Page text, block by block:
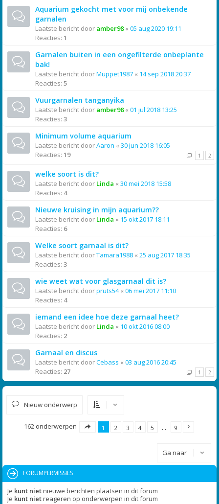
Aquarium gekocht met voor mij onbekende
garnalen
Laatste bericht door amber98« 05 aug 2020 19:11
Reacties: 1
Garnalen buiten in een ongefilterde onbeplante
bak!
Laatste bericht doorMuppet1987 « 14 sep 2018 20:37
Reacties: 5
Vuurgarnalen tanganyika
Laatste bericht door amber98« 01 jul 2018 13:25
Reacties: 3
Minimum volume aquarium
Laatste bericht doorAaron « 30 jun 2018 16:05
Reacties: 19 1 2
welke soort is dit?
Laatste bericht door Linda « 30 mei 2018 15:58
Reacties: 4
Nieuwe kruising in mijn aquarium??
Laatste bericht door Linda « 15 okt 2017 18:11
Reacties: 6
Welke soort garnaal is dit?
Laatste bericht doorTamara1988 « 25 aug 2017 18:35
Reacties: 3
wie weet wat voor glasgarnaal dit is?
Laatste bericht doorpruts54« 06 mei 2017 11:10
Reacties: 4
iemand een idee hoe deze garnaal heet?
Laatste bericht door Linda « 10 okt 2016 08:00
Reacties: 2
Garnaal en discus
Laatste bericht doorCebass « 03 aug 2016 20:45
Reacties: 27 1 2
Nieuw onderwerp
162 onderwerpen 1 2 3 4 5 … 9
Ga naar
FORUMPERMISSIES
Je kunt nietnieuwe berichten plaatsen in dit forum
Je kunt nietreageren op onderwerpen in dit forum